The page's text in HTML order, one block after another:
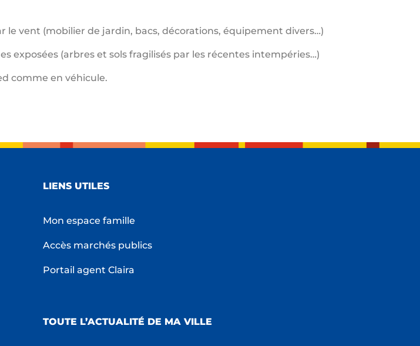
le vent (mobilier de jardin, bacs, décorations, équipement divers…)
exposées (arbres et sols fragilisés par les récentes intempéries…)
comme en véhicule.
LIENS UTILES
Mon espace famille
Accès marchés publics
Portail agent Claira
TOUTE L’ACTUALITÉ DE MA VILLE